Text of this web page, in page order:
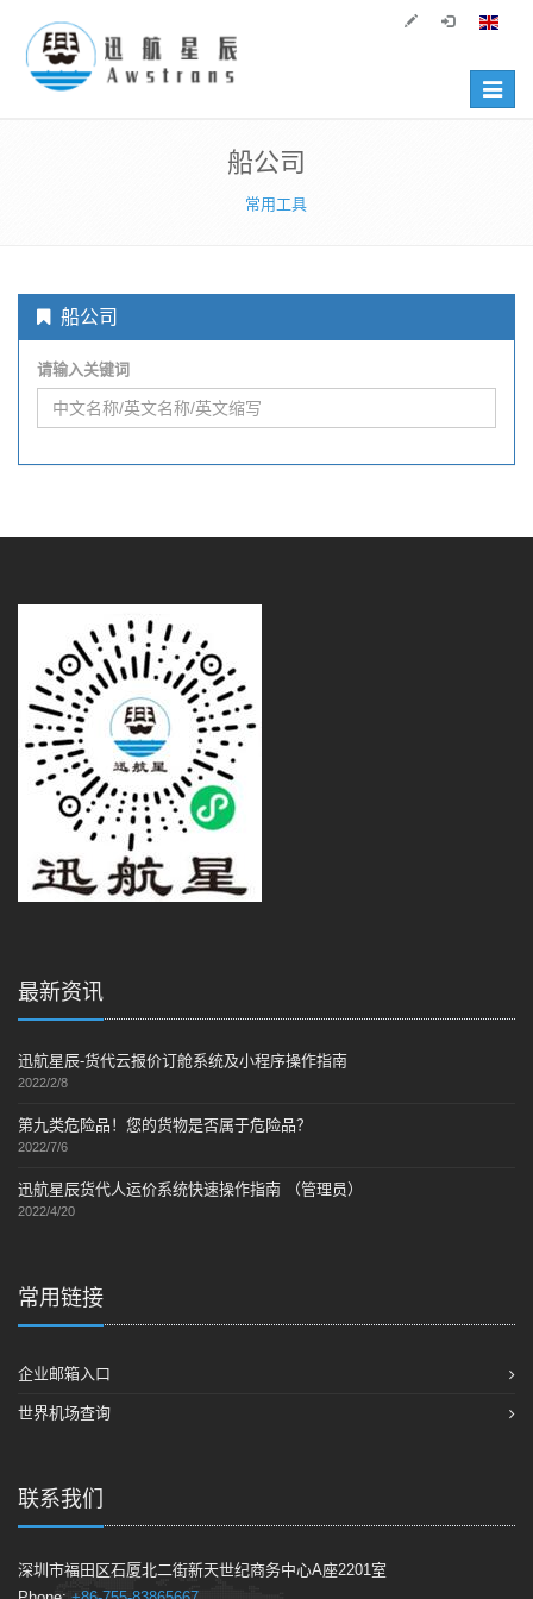
Toggle
船公司
常用工具
船公司
请输入关键词
最新资讯
迅航星辰-货代云报价订舱系统及小程序操作指南
2022/2/8
第九类危险品！您的货物是否属于危险品？
2022/7/6
迅航星辰货代人运价系统快速操作指南 （管理员）
2022/4/20
常用链接
企业邮箱入口
世界机场查询
联系我们
深圳市福田区石厦北二街新天世纪商务中心A座2201室